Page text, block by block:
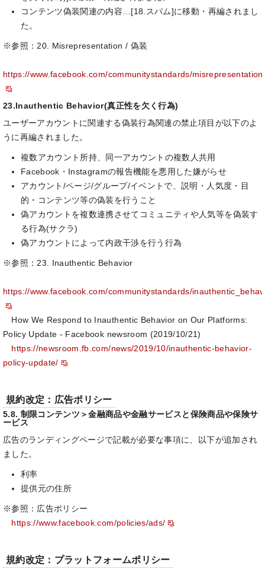
コンテンツ偽装関連の内容…[18.スパム]に移動・再編されまし
た。
※参照：20. Misrepresentation / 偽装
https://www.facebook.com/communitystandards/misrepresentation
23.Inauthentic Behavior(真正性を欠く行為)
ユーザーアカウントに関連する偽装行為関連の禁止項目が以下のよ
うに再編されました。
複数アカウント所持、同一アカウントの複数人共用
Facebook・Instagramの報告機能を悪用した嫌がらせ
アカウント/ページ/グループ/イベントで、説明・人気度・目
的・コンテンツ等の偽装を行うこと
偽アカウントを複数連携させてコミュニティや人気等を偽装す
る行為(サクラ)
偽アカウントによって内政干渉を行う行為
※参照：23. Inauthentic Behavior
https://www.facebook.com/communitystandards/
How We Respond to Inauthentic Behavior on Our Platforms:
Policy Update - Facebook newsroom (2019/10/21)
https://newsroom.fb.com/news/2019/10/inauthentic-behavior-
policy-update/
規約改定：広告ポリシー
5.8. 制限コンテンツ＞金融商品や金融サービスと保険商品や保険サ
ービス
広告のランディングページで記載が必要な事項に、以下が追加され
ました。
利率
提供元の住所
※参照：広告ポリシー
https://www.facebook.com/policies/ads/
規約改定：プラットフォームポリシー